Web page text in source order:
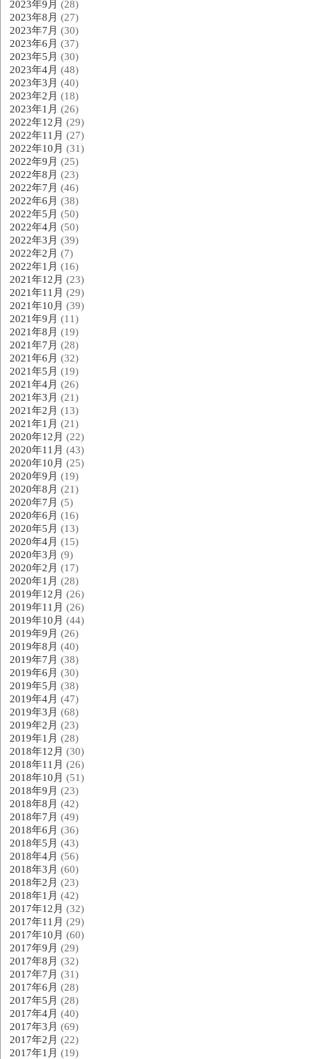
2023年9月 (28)
2023年8月 (27)
2023年7月 (30)
2023年6月 (37)
2023年5月 (30)
2023年4月 (48)
2023年3月 (40)
2023年2月 (18)
2023年1月 (26)
2022年12月 (29)
2022年11月 (27)
2022年10月 (31)
2022年9月 (25)
2022年8月 (23)
2022年7月 (46)
2022年6月 (38)
2022年5月 (50)
2022年4月 (50)
2022年3月 (39)
2022年2月 (7)
2022年1月 (16)
2021年12月 (23)
2021年11月 (29)
2021年10月 (39)
2021年9月 (11)
2021年8月 (19)
2021年7月 (28)
2021年6月 (32)
2021年5月 (19)
2021年4月 (26)
2021年3月 (21)
2021年2月 (13)
2021年1月 (21)
2020年12月 (22)
2020年11月 (43)
2020年10月 (25)
2020年9月 (19)
2020年8月 (21)
2020年7月 (5)
2020年6月 (16)
2020年5月 (13)
2020年4月 (15)
2020年3月 (9)
2020年2月 (17)
2020年1月 (28)
2019年12月 (26)
2019年11月 (26)
2019年10月 (44)
2019年9月 (26)
2019年8月 (40)
2019年7月 (38)
2019年6月 (30)
2019年5月 (38)
2019年4月 (47)
2019年3月 (68)
2019年2月 (23)
2019年1月 (28)
2018年12月 (30)
2018年11月 (26)
2018年10月 (51)
2018年9月 (23)
2018年8月 (42)
2018年7月 (49)
2018年6月 (36)
2018年5月 (43)
2018年4月 (56)
2018年3月 (60)
2018年2月 (23)
2018年1月 (42)
2017年12月 (32)
2017年11月 (29)
2017年10月 (60)
2017年9月 (29)
2017年8月 (32)
2017年7月 (31)
2017年6月 (28)
2017年5月 (28)
2017年4月 (40)
2017年3月 (69)
2017年2月 (22)
2017年1月 (19)